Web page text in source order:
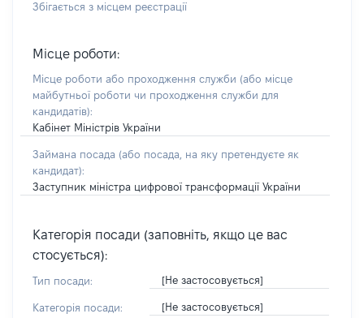
Збігається з місцем реєстрації
Місце роботи:
Місце роботи або проходження служби (або місце
майбутньої роботи чи проходження служби для
кандидатів):
Кабінет Міністрів України
Займана посада (або посада, на яку претендуєте як
кандидат):
Заступник міністра цифрової трансформації України
Категорія посади (заповніть, якщо це вас
стосується):
Тип посади: [Не застосовується]
Категорія посади: [Не застосовується]